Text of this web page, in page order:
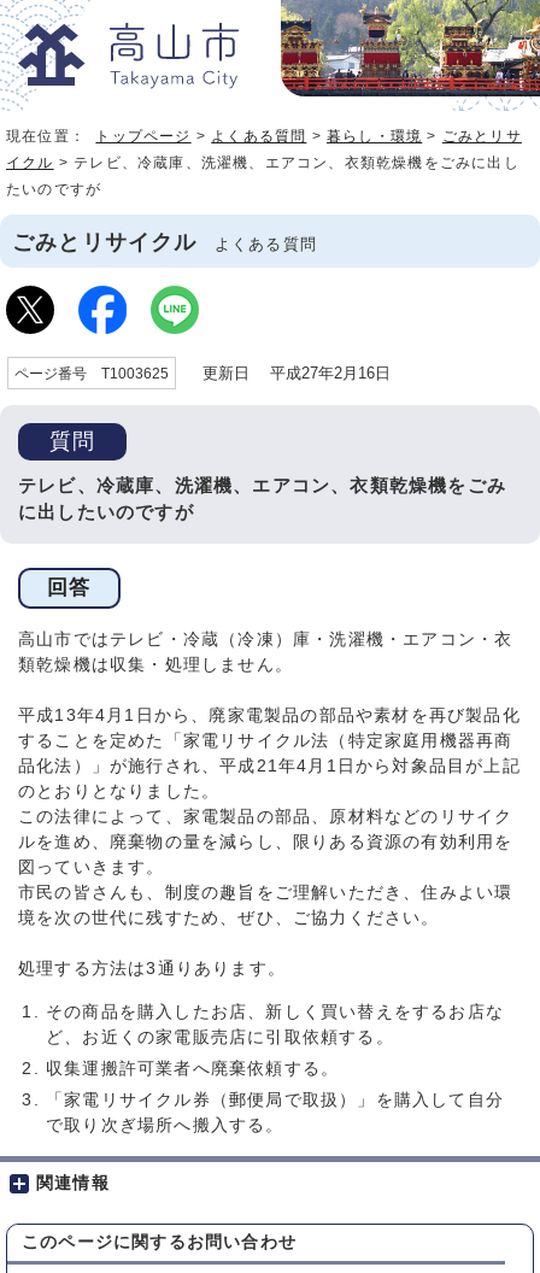
現在位置： トップページ > よくある質問 >暮らし・環境 > ごみとリサ
イクル > テレビ、冷蔵庫、洗濯機、エアコン、衣類乾燥機をごみに出し
たいのですが
ごみとリサイクル よくある質問
ページ番号 T1003625 更新日 平成27年2月16日
質問
テレビ、冷蔵庫、洗濯機、エアコン、衣類乾燥機をごみ
に出したいのですが
回答
高山市ではテレビ・冷蔵（冷凍）庫・洗濯機・エアコン・衣
類乾燥機は収集・処理しません。
平成13年4月1日から、廃家電製品の部品や素材を再び製品化
することを定めた「家電リサイクル法（特定家庭用機器再商
品化法）」が施行され、平成21年4月1日から対象品目が上記
のとおりとなりました。
この法律によって、家電製品の部品、原材料などのリサイク
ルを進め、廃棄物の量を減らし、限りある資源の有効利用を
図っていきます。
市民の皆さんも、制度の趣旨をご理解いただき、住みよい環
境を次の世代に残すため、ぜひ、ご協力ください。
処理する方法は3通りあります。
その商品を購入したお店、新しく買い替えをするお店な
ど、お近くの家電販売店に引取依頼する。
収集運搬許可業者へ廃棄依頼する。
「家電リサイクル券（郵便局で取扱）」を購入して自分
で取り次ぎ場所へ搬入する。
関連情報
このページに関する お問い合わせ